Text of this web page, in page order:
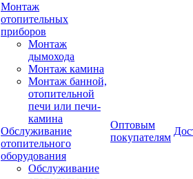
Монтаж
отопительных
приборов
Монтаж
дымохода
Монтаж камина
Монтаж банной,
отопительной
печи или печи-
камина
Обслуживание
отопительного
оборудования
Обслуживание
Оптовым
покупателям